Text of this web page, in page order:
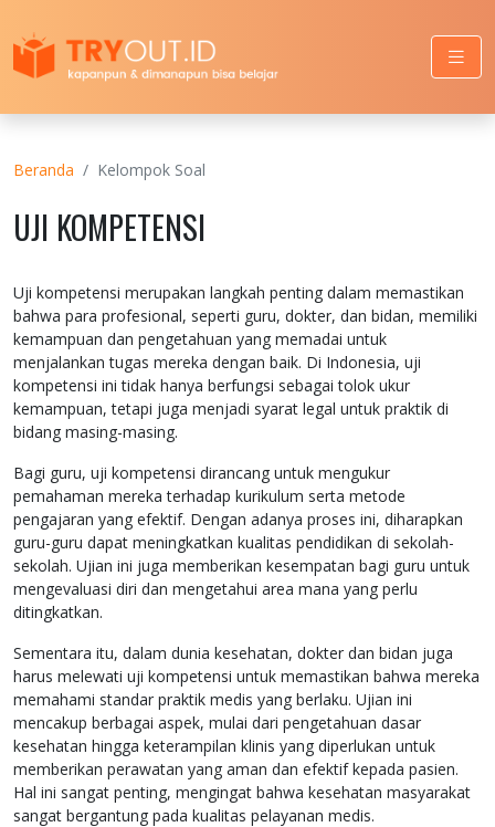
Beranda Kelompok Soal
UJI KOMPETENSI
Uji kompetensi merupakan langkah penting dalam memastikan
bahwa para profesional, seperti guru, dokter, dan bidan, memiliki
kemampuan dan pengetahuan yang memadai untuk
menjalankan tugas mereka dengan baik. Di Indonesia, uji
kompetensi ini tidak hanya berfungsi sebagai tolok ukur
kemampuan, tetapi juga menjadi syarat legal untuk praktik di
bidang masing-masing.
Bagi guru, uji kompetensi dirancang untuk mengukur
pemahaman mereka terhadap kurikulum serta metode
pengajaran yang efektif. Dengan adanya proses ini, diharapkan
guru-guru dapat meningkatkan kualitas pendidikan di sekolah-
sekolah. Ujian ini juga memberikan kesempatan bagi guru untuk
mengevaluasi diri dan mengetahui area mana yang perlu
ditingkatkan.
Sementara itu, dalam dunia kesehatan, dokter dan bidan juga
harus melewati uji kompetensi untuk memastikan bahwa mereka
memahami standar praktik medis yang berlaku. Ujian ini
mencakup berbagai aspek, mulai dari pengetahuan dasar
kesehatan hingga keterampilan klinis yang diperlukan untuk
memberikan perawatan yang aman dan efektif kepada pasien.
Hal ini sangat penting, mengingat bahwa kesehatan masyarakat
sangat bergantung pada kualitas pelayanan medis.